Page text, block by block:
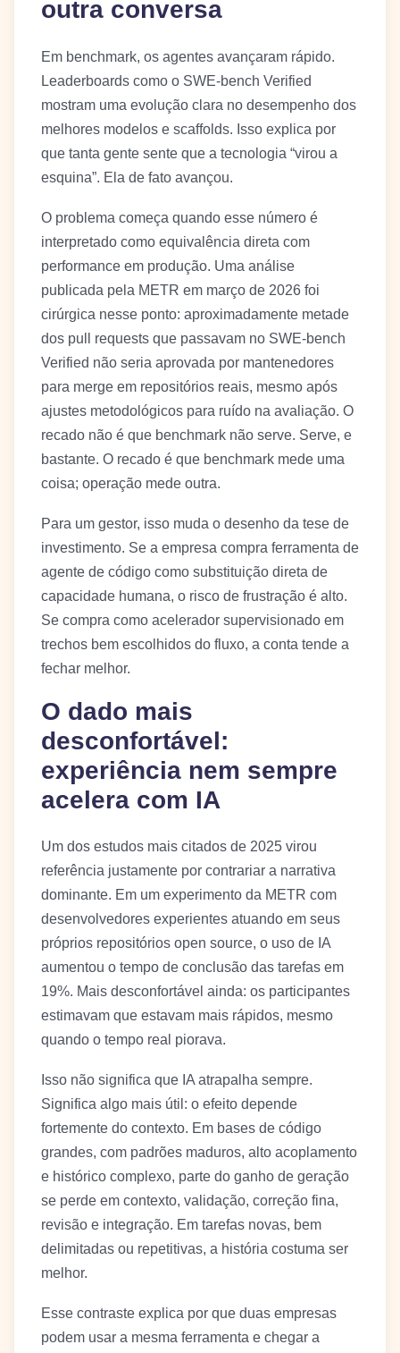
outra conversa
Em benchmark, os agentes avançaram rápido.
Leaderboards como o SWE-bench Verified
mostram uma evolução clara no desempenho dos
melhores modelos e scaffolds. Isso explica por
que tanta gente sente que a tecnologia “virou a
esquina”. Ela de fato avançou.
O problema começa quando esse número é
interpretado como equivalência direta com
performance em produção. Uma análise
publicada pela METR em março de 2026 foi
cirúrgica nesse ponto: aproximadamente metade
dos pull requests que passavam no SWE-bench
Verified não seria aprovada por mantenedores
para merge em repositórios reais, mesmo após
ajustes metodológicos para ruído na avaliação. O
recado não é que benchmark não serve. Serve, e
bastante. O recado é que benchmark mede uma
coisa; operação mede outra.
Para um gestor, isso muda o desenho da tese de
investimento. Se a empresa compra ferramenta de
agente de código como substituição direta de
capacidade humana, o risco de frustração é alto.
Se compra como acelerador supervisionado em
trechos bem escolhidos do fluxo, a conta tende a
fechar melhor.
O dado mais
desconfortável:
experiência nem sempre
acelera com IA
Um dos estudos mais citados de 2025 virou
referência justamente por contrariar a narrativa
dominante. Em um experimento da METR com
desenvolvedores experientes atuando em seus
próprios repositórios open source, o uso de IA
aumentou o tempo de conclusão das tarefas em
19%. Mais desconfortável ainda: os participantes
estimavam que estavam mais rápidos, mesmo
quando o tempo real piorava.
Isso não significa que IA atrapalha sempre.
Significa algo mais útil: o efeito depende
fortemente do contexto. Em bases de código
grandes, com padrões maduros, alto acoplamento
e histórico complexo, parte do ganho de geração
se perde em contexto, validação, correção fina,
revisão e integração. Em tarefas novas, bem
delimitadas ou repetitivas, a história costuma ser
melhor.
Esse contraste explica por que duas empresas
podem usar a mesma ferramenta e chegar a